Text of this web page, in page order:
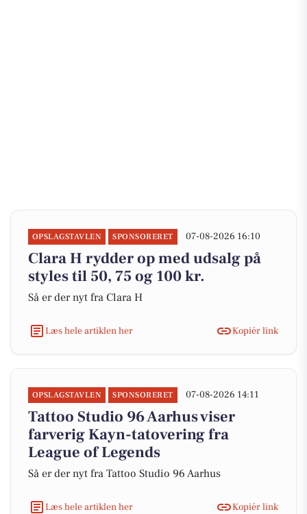
OPSLAGSTAVLEN SPONSORERET 07-08-2026 16:10
Clara H rydder op med udsalg på
styles til 50, 75 og 100 kr.
Så er der nyt fra Clara H
Læs hele artiklen her Kopiér link
OPSLAGSTAVLEN SPONSORERET 07-08-2026 14:11
Tattoo Studio 96 Aarhus viser
farverig Kayn-tatovering fra
League of Legends
Så er der nyt fra Tattoo Studio 96 Aarhus
Læs hele artiklen her Kopiér link